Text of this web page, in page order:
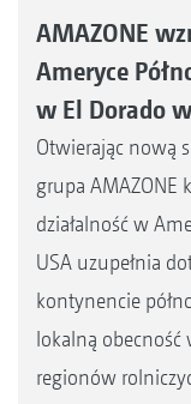
AMAZONE
Ameryce
w El Dorado
Otwierając nową
grupa AMAZONE
działalność w
USA uzupełnia
kontynencie
lokalną
regionów